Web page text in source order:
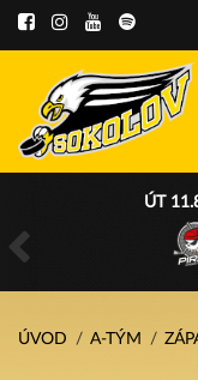
ÚT
ÚVOD A-TÝM